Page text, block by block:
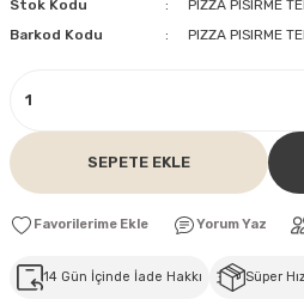
Stok Kodu
PIZZA PISIRME
Barkod Kodu
PIZZA PISIRME
SEPETE EKLE
Yorum Yaz
14 Gün İçinde İade Hakkı Süper